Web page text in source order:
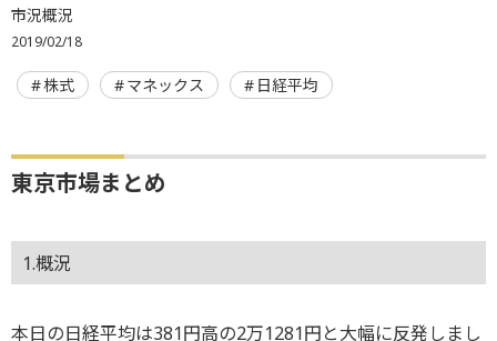
市況概況
2019/02/18
株式 マネックス 日経平均
東京市場まとめ
1.概況
本日の日経平均は381円高の2万1281円と大幅に反発しまし